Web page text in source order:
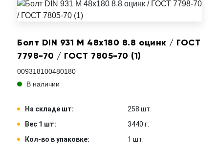
Болт DIN 931 M 48x180 8.8 оцинк / ГОСТ
7798-70 / ГОСТ 7805-70 (1)
009318100480180
В наличии
На складе шт:
258 шт.
Вес 1 шт:
3440 г.
Кол-во в упаковке:
1 шт.